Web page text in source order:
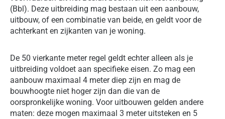
(Bbl). Deze uitbreiding mag bestaan uit een aanbouw,
uitbouw, of een combinatie van beide, en geldt voor de
achterkant en zijkanten van je woning.
De 50 vierkante meter regel geldt echter alleen als je
uitbreiding voldoet aan specifieke eisen. Zo mag een
aanbouw maximaal 4 meter diep zijn en mag de
bouwhoogte niet hoger zijn dan die van de
oorspronkelijke woning. Voor uitbouwen gelden andere
maten: deze mogen maximaal 3 meter uitsteken en 5